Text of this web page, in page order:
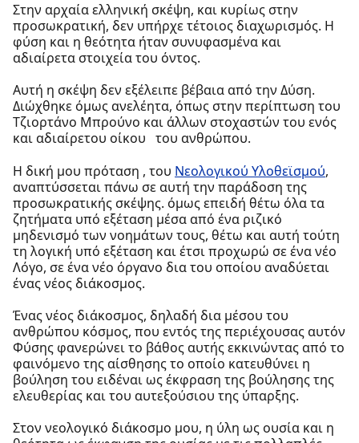
Στην αρχαία ελληνική σκέψη, και κυρίως στην
προσωκρατική, δεν υπήρχε τέτοιος διαχωρισμός. Η
φύση και η θεότητα ήταν συνυφασμένα και
αδιαίρετα στοιχεία του όντος.
Αυτή η σκέψη δεν εξέλειπε βέβαια από την Δύση.
Διώχθηκε όμως ανελέητα, όπως στην περίπτωση του
Τζιορτάνο Μπρούνο και άλλων στοχαστών του ενός
και αδιαίρετου οίκου του ανθρώπου.
Η δική μου πρόταση , του Νεολογικού Υλοθεϊσμού,
αναπτύσσεται πάνω σε αυτή την παράδοση της
προσωκρατικής σκέψης. όμως επειδή θέτω όλα τα
ζητήματα υπό εξέταση μέσα από ένα ριζικό
μηδενισμό των νοημάτων τους, θέτω και αυτή τούτη
τη λογική υπό εξέταση και έτσι προχωρώ σε ένα νέο
Λόγο, σε ένα νέο όργανο δια του οποίου αναδύεται
ένας νέος διάκοσμος.
Ένας νέος διάκοσμος, δηλαδή δια μέσου του
ανθρώπου κόσμος, που εντός της περιέχουσας αυτόν
Φύσης φανερώνει το βάθος αυτής εκκινώντας από το
φαινόμενο της αίσθησης το οποίο κατευθύνει η
βούληση του ειδέναι ως έκφραση της βούλησης της
ελευθερίας και του αυτεξούσιου της ύπαρξης.
Στον νεολογικό διάκοσμο μου, η ύλη ως ουσία και η